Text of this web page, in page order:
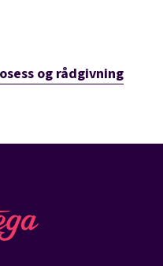
og rådgivning